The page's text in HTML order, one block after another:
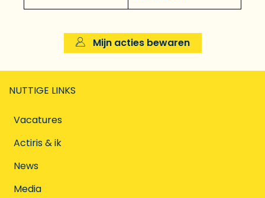
Mijn acties bewaren
NUTTIGE LINKS
Vacatures
Actiris & ik
News
Media